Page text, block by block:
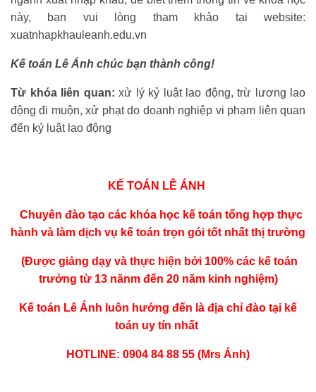
này, bạn vui lòng tham khảo tại website:
xuatnhapkhauleanh.edu.vn
Kế toán Lê Ánh chúc bạn thành công!
Từ khóa liên quan: xử lý kỷ luật lao động, trừ lương lao
động đi muộn, xử phạt do doanh nghiệp vi phạm liên quan
đến kỷ luật lao động
KẾ TOÁN LÊ ÁNH
Chuyên đào tạo các khóa học kế toán tổng hợp thực
hành và làm dịch vụ kế toán trọn gói tốt nhất thị trường
(Được giảng dạy và thực hiện bởi 100% các kế toán
trưởng từ 13 nănm đến 20 năm kinh nghiệm)
Kế toán Lê Ánh luôn hướng đến là địa chỉ đào tại kế
toán uy tín nhất
HOTLINE: 0904 84 88 55 (Mrs Ánh)